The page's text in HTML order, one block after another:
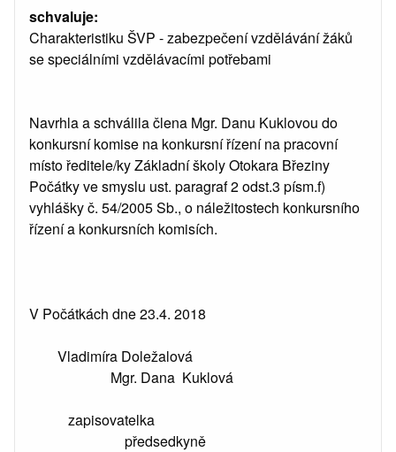
schvaluje:
Charakteristiku ŠVP - zabezpečení vzdělávání žáků
se speciálními vzdělávacími potřebami
Navrhla a schválila člena Mgr. Danu Kuklovou do
konkursní komise na konkursní řízení na pracovní
místo ředitele/ky Základní školy Otokara Březiny
Počátky ve smyslu ust. paragraf 2 odst.3 písm.f)
vyhlášky č. 54/2005 Sb., o náležitostech konkursního
řízení a konkursních komisích.
V Počátkách dne 23.4. 2018
Vladimíra Doležalová
Mgr. Dana Kuklová
zapisovatelka
předsedkyně